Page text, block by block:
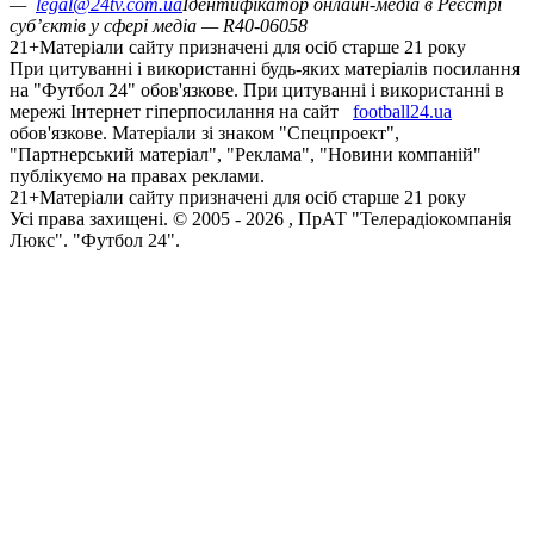
— legal@24tv.com.uaІдентифікатор онлайн-медіа в Реєстрі
суб’єктів у сфері медіа — R40-06058
21+Матеріали сайту призначені для осіб старше 21 року
При цитуванні і використанні будь-яких матеріалів посилання
на "Футбол 24" обов'язкове. При цитуванні і використанні в
мережі Інтернет гіперпосилання на сайт
football24.ua
обов'язкове. Матеріали зі знаком "Спецпроект",
"Партнерський матеріал", "Реклама", "Новини компаній"
публікуємо на правах реклами.
21+Матеріали сайту призначені для осіб старше 21 року
Усi права захищенi. © 2005 - 2026 , ПрАТ "Телерадіокомпанія
Люкс". "Футбол 24".